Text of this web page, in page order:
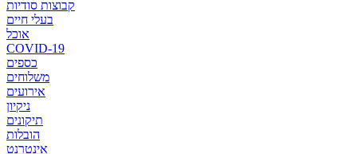
קבוצות סודיות
בעלי חיים
אוכל
COVID-19
כספים
משלוחים
אירועים
ניקיון
תיקונים
הובלות
אינטרנט